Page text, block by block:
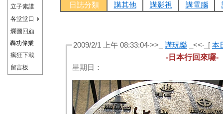
立子素誰
各堂堂口
爛圖回顧
轟功偉業
瘋狂下載
留言板
日誌分類 講其他 講影視 講電腦
2009/2/1 上午 08:33:04‧>>_ 講玩樂 _<<‧_[ 本
-日本行回來囉-
星期日：